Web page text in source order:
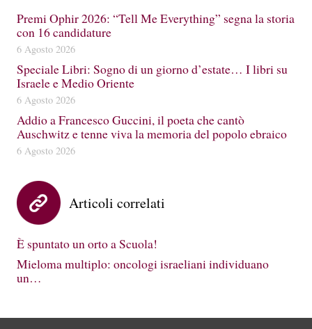
Premi Ophir 2026: “Tell Me Everything” segna la storia
con 16 candidature
6 Agosto 2026
Speciale Libri: Sogno di un giorno d’estate… I libri su
Israele e Medio Oriente
6 Agosto 2026
Addio a Francesco Guccini, il poeta che cantò
Auschwitz e tenne viva la memoria del popolo ebraico
6 Agosto 2026
Articoli correlati
È spuntato un orto a Scuola!
Mieloma multiplo: oncologi israeliani individuano
un…